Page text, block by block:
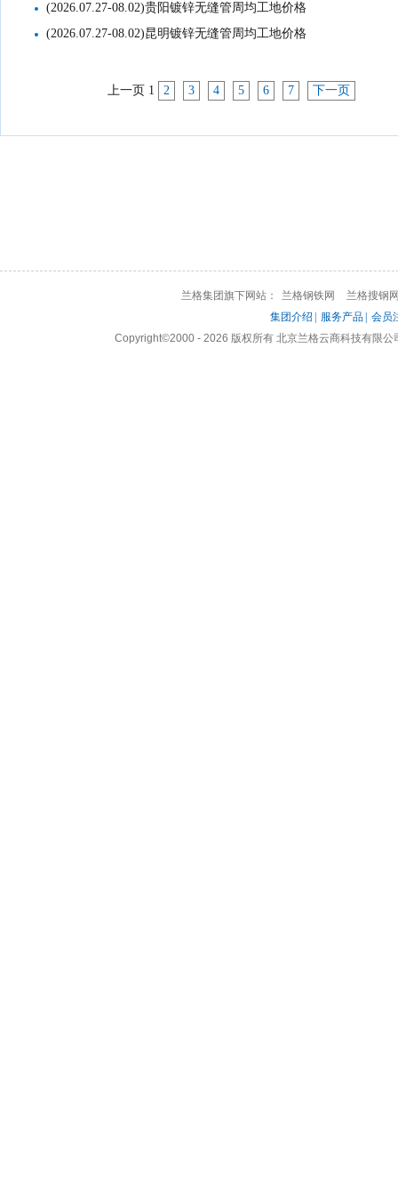
(2026.07.27-08.02)贵阳镀锌无缝管周均工地价格
(2026.07.27-08.02)昆明镀锌无缝管周均工地价格
上一页 1 2 3 4 5 6 7 下一页